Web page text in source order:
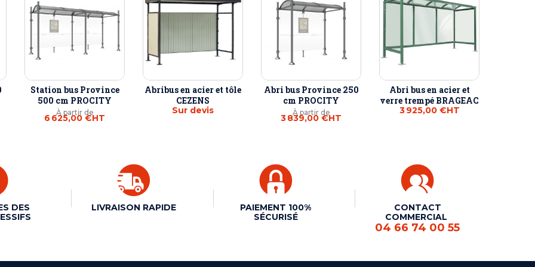
Station bus Province
500 cm PROCITY
À partir de
6 625,00 €HT
Abribus en acier et tôle
CEZENS
Sur devis
Abri bus Province 250
cm PROCITY
À partir de
3 839,00 €HT
Abri bus en acier et
verre trempé BRAGEAC
3 925,00 €HT
DES
LIVRAISON RAPIDE
PAIEMENT 100%
SÉCURISÉ
CONTACT
COMMERCIAL
04 66 74 00 55